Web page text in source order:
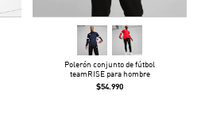
Polerón conjunto de fútbol
teamRISE para hombre
$54.990